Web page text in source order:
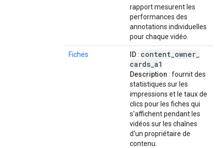
rapport mesurent les
performances des
annotations individuelles
pour chaque vidéo.
Fiches ID: content owner
cards a1
Description : fournit des
statistiques sur les
impressions et le taux de
clics pour les fiches qui
s'affichent pendant les
vidéos sur les chaînes
d'un propriétaire de
contenu.